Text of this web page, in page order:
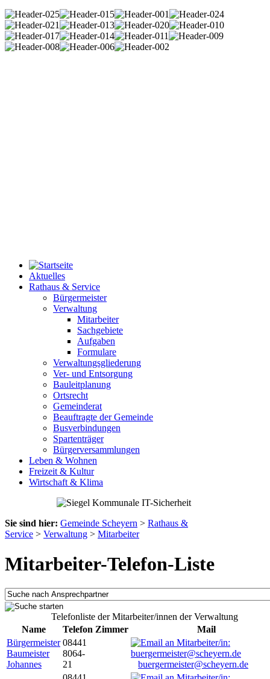
Aktuelles
Rathaus & Service
Bürgermeister
Verwaltung
Mitarbeiter
Sachgebiete
Aufgaben
Formulare
Verwaltungsgliederung
Ver- und Entsorgung
Bauleitplanung
Ortsrecht
Gemeinderat
Beauftragte der Gemeinde
Busverbindungen
Spartenträger
Bürgerversammlungen
Leben & Wohnen
Freizeit & Kultur
Wirtschaft & Klima
Sie sind hier: Gemeinde Scheyern > Rathaus &
Service > Verwaltung > Mitarbeiter
Mitarbeiter-Telefon-Liste
Telefonliste der Mitarbeiter/innen der Verwaltung
Name
Telefon Zimmer
Mail
Bürgermeister
Baumeister
Johannes
08441
8064-
21
buergermeister@scheyern.de